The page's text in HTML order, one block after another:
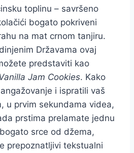
toplinu – savršeno
bogato pokriveni
na mat crnom tanjiru.
Državama ovaj
predstaviti kao
Jam Cookies. Kako
i ispratili vaš
u prvim sekundama videa,
prstima prelamate jednu
srce od džema,
prepoznatljivi tekstualni